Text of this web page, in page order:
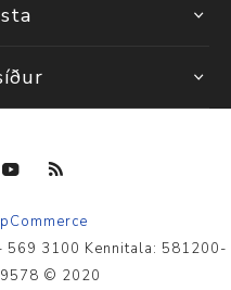
569 3100 Kennitala: 581200-
© 2020